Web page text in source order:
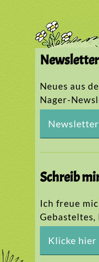
Newsletter
Neues aus
Nager-
Schreib
Ich freue
Gebasteltes,
Klicke hier